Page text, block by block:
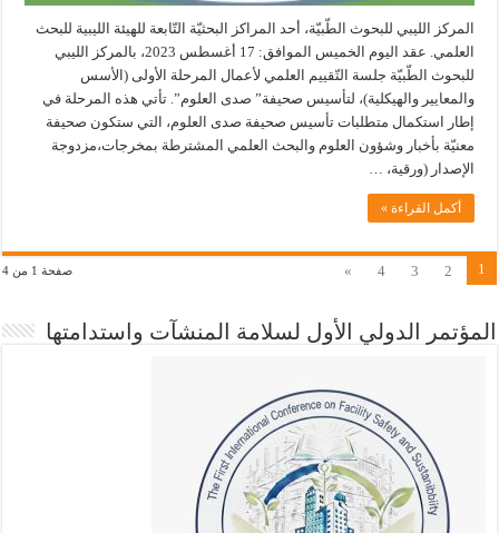
المركز الليبي للبحوث الطّبيّة، أحد المراكز البحثيّة التّابعة للهيئة الليبية للبحث
العلمي. عقد اليوم الخميس الموافق: 17 أغسطس 2023، بالمركز الليبي
للبحوث الطّبيّة جلسة التّقييم العلمي لأعمال المرحلة الأولى (الأسس
والمعايير والهيكلية)، لتأسيس صحيفة” صدى العلوم”. تأتي هذه المرحلة في
إطار استكمال متطلبات تأسيس صحيفة صدى العلوم، التي ستكون صحيفة
معنيّة بأخبار وشؤون العلوم والبحث العلمي المشترطة بمخرجات،مزدوجة
الإصدار (ورقية، …
أكمل القراءة »
صفحة 1 من 4 1
2
3
4
»
المؤتمر الدولي الأول لسلامة المنشآت واستدامتها